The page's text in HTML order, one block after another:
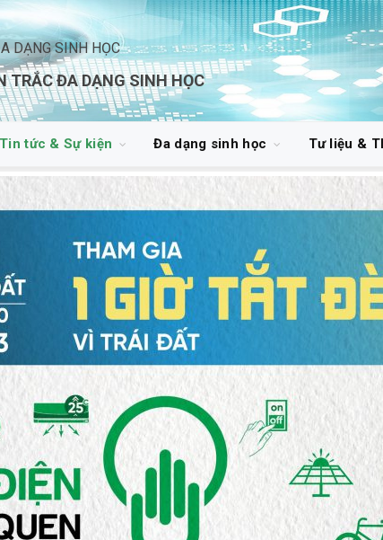
DẠNG SINH HỌC
TRẮC ĐA DẠNG SINH HỌC
Tin tức & Sự kiện Đa dạng sinh học Tư liệu &